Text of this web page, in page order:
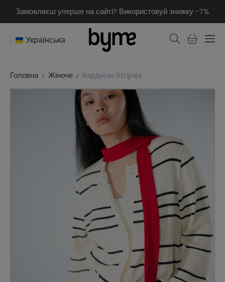
Замовляєш уперше на сайті? Використовуй знижку -7%
Українська
Головна Жіноче Кардиган Stripes